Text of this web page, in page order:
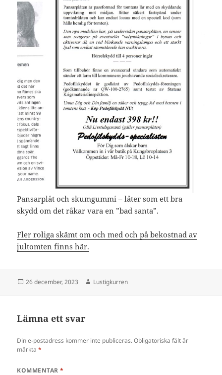
Pansarplåt och skumgummi – låter som ett bra
skydd om det råkar vara en ”bad santa”.
Fler roliga skämt om och med och på bekostnad av
jultomten finns här.
Postat
26 december, 2023 Författare
Lustigkurren
Lämna ett svar
Din e-postadress kommer inte publiceras. Obligatoriska fält är
märkta*
KOMMENTAR*